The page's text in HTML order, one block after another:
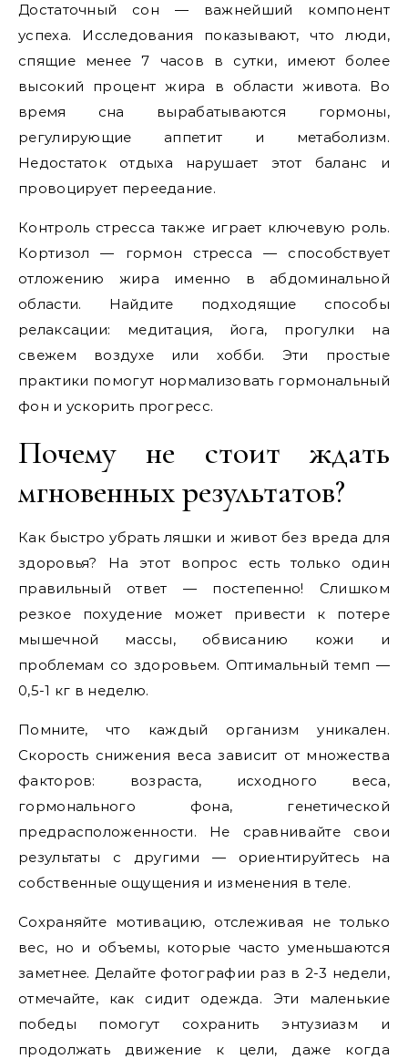
Достаточный сон — важнейший компонент
успеха. Исследования показывают, что люди,
спящие менее 7 часов в сутки, имеют более
высокий процент жира в области живота. Во
время сна вырабатываются гормоны,
регулирующие аппетит и метаболизм.
Недостаток отдыха нарушает этот баланс и
провоцирует переедание.
Контроль стресса также играет ключевую роль.
Кортизол — гормон стресса — способствует
отложению жира именно в абдоминальной
области. Найдите подходящие способы
релаксации: медитация, йога, прогулки на
свежем воздухе или хобби. Эти простые
практики помогут нормализовать гормональный
фон и ускорить прогресс.
Почему не стоит ждать
мгновенных результатов?
Как быстро убрать ляшки и живот без вреда для
здоровья? На этот вопрос есть только один
правильный ответ — постепенно! Слишком
резкое похудение может привести к потере
мышечной массы, обвисанию кожи и
проблемам со здоровьем. Оптимальный темп —
0,5-1 кг в неделю.
Помните, что каждый организм уникален.
Скорость снижения веса зависит от множества
факторов: возраста, исходного веса,
гормонального фона, генетической
предрасположенности. Не сравнивайте свои
результаты с другими — ориентируйтесь на
собственные ощущения и изменения в теле.
Сохраняйте мотивацию, отслеживая не только
вес, но и объемы, которые часто уменьшаются
заметнее. Делайте фотографии раз в 2-3 недели,
отмечайте, как сидит одежда. Эти маленькие
победы помогут сохранить энтузиазм и
продолжать движение к цели, даже когда